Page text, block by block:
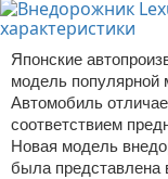
Японские
модель популярной
Автомобиль
соответствием
Новая модель
была представлена